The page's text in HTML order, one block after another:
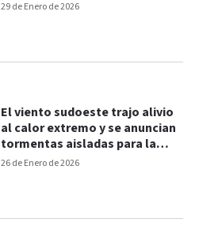
29 de Enero de 2026
26 de Enero de 2026
El viento sudoeste trajo alivio
al calor extremo y se anuncian
tormentas aisladas para la
tarde